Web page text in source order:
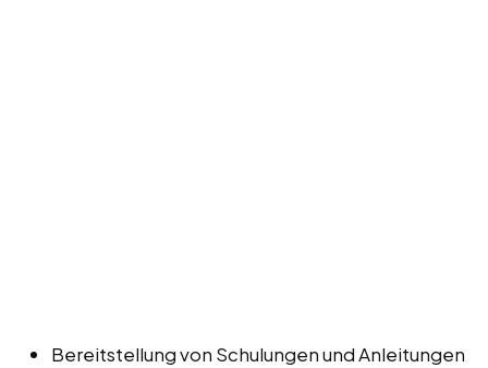
Bereitstellung von Schulungen und Anleitungen